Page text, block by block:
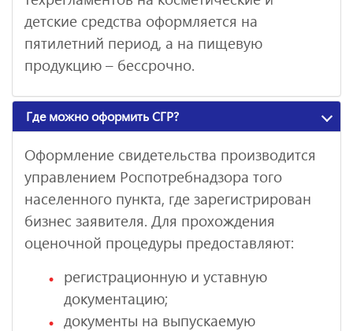
детские средства оформляется на
пятилетний период, а на пищевую
продукцию – бессрочно.
Где можно оформить СГР?
Оформление свидетельства производится
управлением Роспотребнадзора того
населенного пункта, где зарегистрирован
бизнес заявителя. Для прохождения
оценочной процедуры предоставляют:
регистрационную и уставную
документацию;
документы на выпускаемую